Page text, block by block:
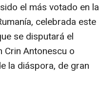
el más votado en la
celebrada este
se disputará el
Crin Antonescu o
la diáspora, de gran